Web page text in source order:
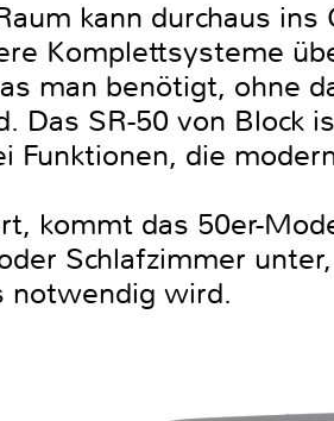
kann durchaus ins
Komplettsysteme
man benötigt, ohne
Das SR-50 von Block
Funktionen, die
kommt das 50er-
Schlafzimmer
notwendig wird.